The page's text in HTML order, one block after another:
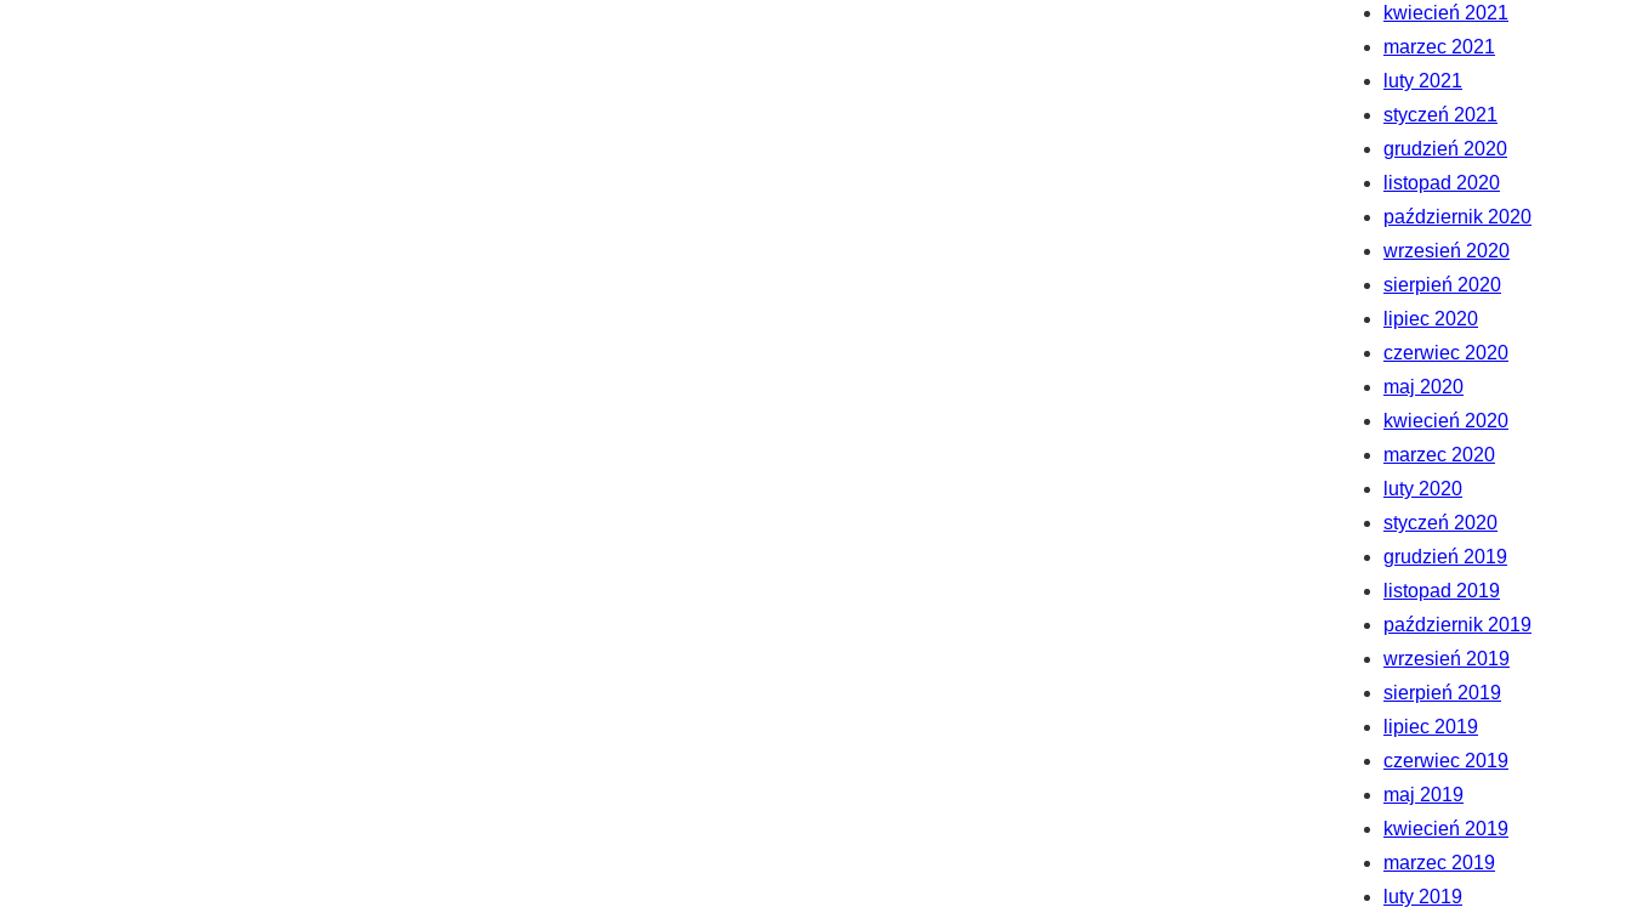
kwiecień 2021
marzec 2021
luty 2021
styczeń 2021
grudzień 2020
listopad 2020
październik 2020
wrzesień 2020
sierpień 2020
lipiec 2020
czerwiec 2020
maj 2020
kwiecień 2020
marzec 2020
luty 2020
styczeń 2020
grudzień 2019
listopad 2019
październik 2019
wrzesień 2019
sierpień 2019
lipiec 2019
czerwiec 2019
maj 2019
kwiecień 2019
marzec 2019
luty 2019